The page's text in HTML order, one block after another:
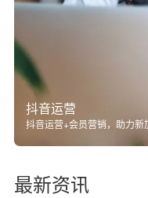
抖音运营
抖音运营+会员营销，助力
最新资讯